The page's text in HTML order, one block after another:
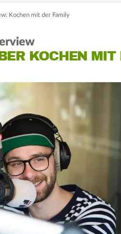
Kochen mit der Family
KOCHEN MIT